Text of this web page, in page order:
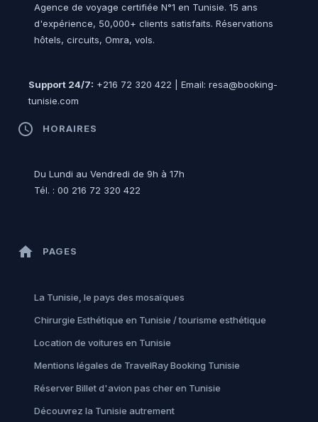
Agence de voyage certifiée N°1 en Tunisie. 15 ans
d'expérience, 50,000+ clients satisfaits. Réservations
hôtels, circuits, Omra, vols.
Support 24/7: +216 72 320 422 | Email: resa@booking-
tunisie.com
access_time HORAIRES
Du Lundi au Vendredi de 9h à 17h
Tél. : 00 216 72 320 422
home PAGES
La Tunisie, le pays des mosaïques
Chirurgie Esthétique en Tunisie / tourisme esthétique
Location de voitures en Tunisie
Mentions légales de TravelRay Booking Tunisie
Réserver Billet d'avion pas cher en Tunisie
Découvrez la Tunisie autrement